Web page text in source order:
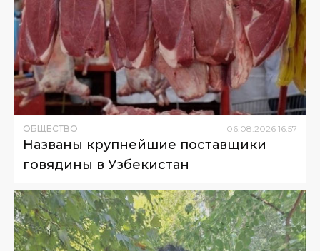
ОБЩЕСТВО 06.08.2026 16:57
Названы крупнейшие поставщики
говядины в Узбекистан